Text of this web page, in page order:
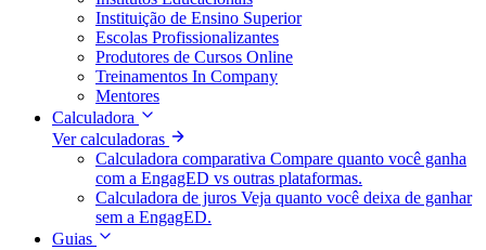
Instituição de Ensino Superior
Escolas Profissionalizantes
Produtores de Cursos Online
Treinamentos In Company
Mentores
Calculadora
Ver calculadoras
Calculadora comparativa Compare quanto você ganha
com a EngagED vs outras plataformas.
Calculadora de juros Veja quanto você deixa de ganhar
sem a EngagED.
Guias